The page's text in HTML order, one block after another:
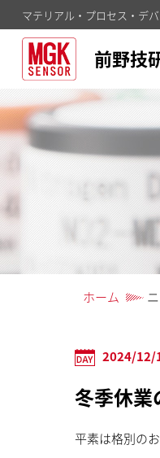
マテリアル・プロセス・デ
前野技
ホーム
2024/12/
冬季休業
平素は格別の